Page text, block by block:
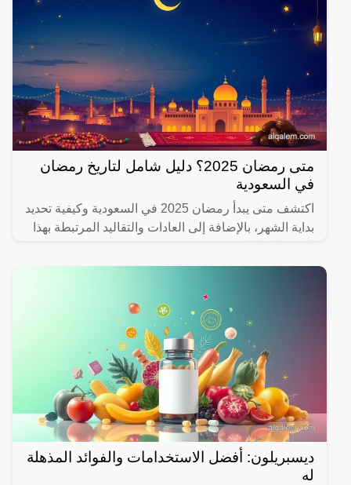
متى رمضان 2025؟ دليل شامل لتاريخ رمضان
في السعودية
اكتشف متى يبدأ رمضان 2025 في السعودية وكيفية تحديد
بداية الشهر، بالإضافة إلى العادات والتقاليد المرتبطة بهذا
ديسبريلون: أفضل الاستخدامات والفوائد المذهلة
له